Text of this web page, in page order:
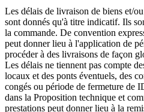
Les délais de livraison de biens et/
sont donnés qu'à titre indicatif. Ils
la commande. De convention
peut donner lieu à l'application de
procéder à des livraisons de façon
Les délais ne tiennent pas compte
locaux et des ponts éventuels, des
congés ou période de fermeture de
dans la Proposition technique et
prestations peut donner lieu à la